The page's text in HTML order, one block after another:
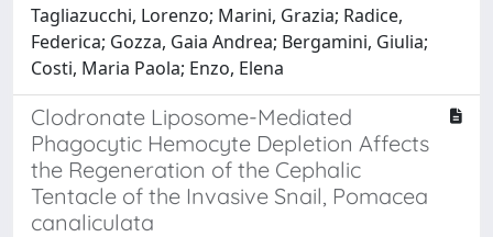
Tagliazucchi, Lorenzo; Marini, Grazia; Radice,
Federica; Gozza, Gaia Andrea; Bergamini, Giulia;
Costi, Maria Paola; Enzo, Elena
Clodronate Liposome-Mediated
Phagocytic Hemocyte Depletion Affects
the Regeneration of the Cephalic
Tentacle of the Invasive Snail, Pomacea
canaliculata